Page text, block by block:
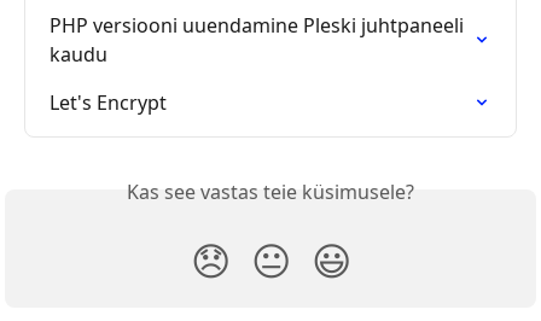
PHP versiooni uuendamine Pleski juhtpaneeli
kaudu
Let's Encrypt
Kas see vastas teie küsimusele?
😞 😐 😃